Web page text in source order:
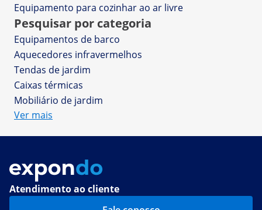
Equipamento para cozinhar ao ar livre
Pesquisar por categoria
Equipamentos de barco
Aquecedores infravermelhos
Tendas de jardim
Caixas térmicas
Mobiliário de jardim
Ver mais
Atendimento ao cliente